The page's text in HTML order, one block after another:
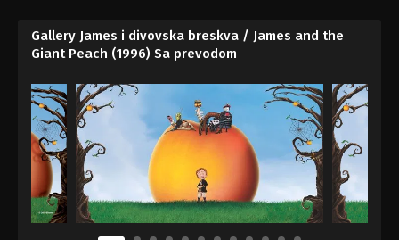
Gallery James i divovska breskva / James and the
Giant Peach (1996) Sa prevodom